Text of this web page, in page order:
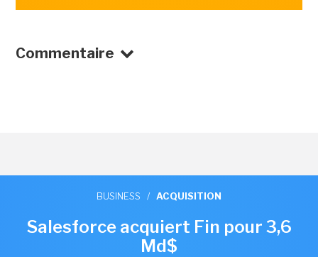
Commentaire
BUSINESS / ACQUISITION
Salesforce acquiert Fin pour 3,6
Md$